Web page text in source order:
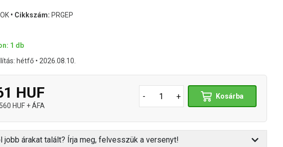
• Cikkszám: PRGEP
1 db
hétfő • 2026.08.10.
HUF
HUF + ÁFA
- + Kosárba
jobb árakat talált? Írja meg, felvesszük a versenyt!